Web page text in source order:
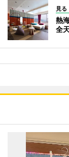
見る
熱
全